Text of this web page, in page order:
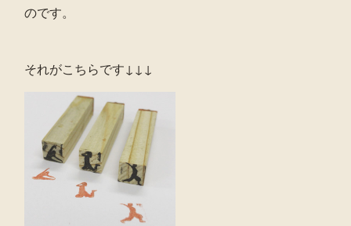
のです。
それがこちらです↓↓↓